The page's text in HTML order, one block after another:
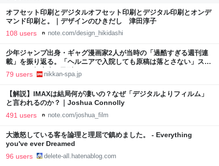
オフセット印刷とデジタルオフセット印刷とデジタル印刷とオンデ
マンド印刷と。｜デザインのひきだし 津田淳子
108 users note.com/design_hikidashi
少年ジャンプ出身・ギャグ漫画家2人が当時の「過酷すぎる週刊連
載」を振り返る。「ヘルニアで入院しても原稿は落とさない」スト
イックな舞台裏 | 日刊SPA!
79 users nikkan-spa.jp
【解説】IMAXは結局何が凄いの？なぜ「デジタルよりフィルム」
と言われるのか？｜Joshua Connolly
491 users note.com/joshua_film
大激怒している客を論理と理屈で鎮めました。 - Everything
you've ever Dreamed
96 users delete-all.hatenablog.com